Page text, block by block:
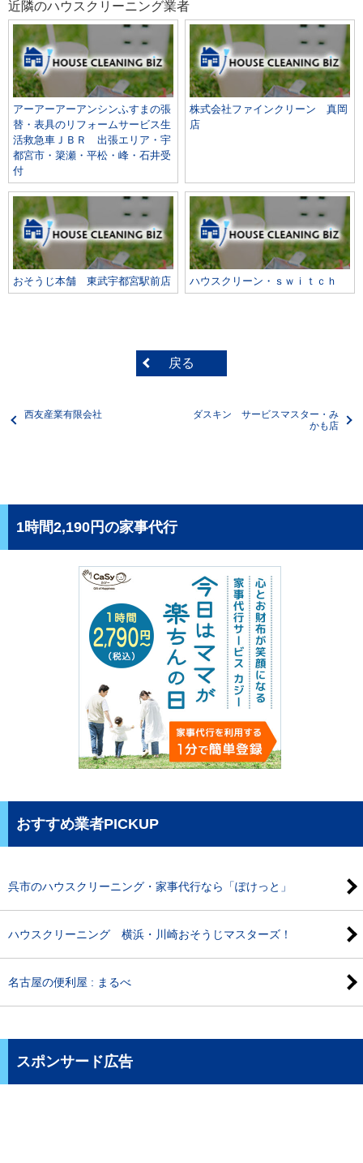
近隣のハウスクリーニング業者
アーアーアーアンシンふすまの張
替・表具のリフォームサービス生
活救急車ＪＢＲ 出張エリア・宇
都宮市・簗瀬・平松・峰・石井受
付
株式会社ファインクリーン 真岡
店
おそうじ本舗 東武宇都宮駅前店 ハウスクリーン・ｓｗｉｔｃｈ
戻る
西友産業有限会社
ダスキン サービスマスター・み
かも店
1時間2,190円の家事代行
おすすめ業者PICKUP
呉市のハウスクリーニング・家事代行なら「ぽけっと」
ハウスクリーニング 横浜・川崎おそうじマスターズ！
名古屋の便利屋 : まるべ
スポンサード広告